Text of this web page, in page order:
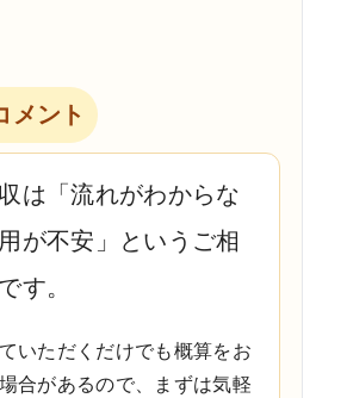
メント
は「流れがわからな
が不安」というご相
す。
いただくだけでも概算をお
合があるので、まずは気軽